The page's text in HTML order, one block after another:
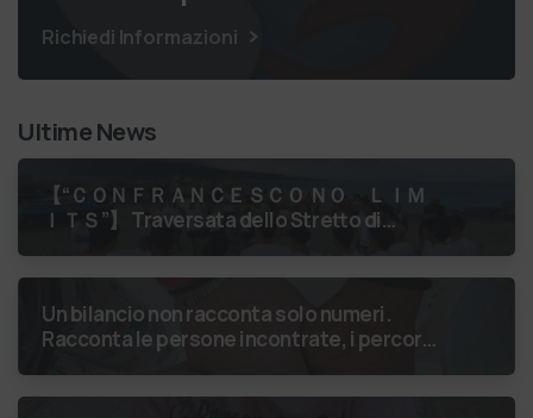
Richiedi Informazioni
Ultime News
【 “ＣＯＮＦＲＡＮＣＥＳＣＯ ＮＯ ＬＩＭ
ＩＴＳ”】 Traversata dello Stretto di
Un bilancio non racconta solo numeri.
Racconta le persone incontrate, i percorsi